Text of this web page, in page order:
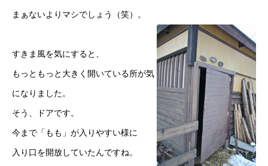
まぁないよりマシでしょう（笑）。
すきま風を気にすると、
もっともっと大きく開いている所が気
になりました。
そう、ドアです。
今まで「もも」が入りやすい様に
入り口を開放していたんですね。